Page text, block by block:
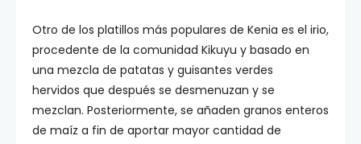
Otro de los platillos más populares de Kenia es el irio,
procedente de la comunidad Kikuyu y basado en
una mezcla de patatas y guisantes verdes
hervidos que después se desmenuzan y se
mezclan. Posteriormente, se añaden granos enteros
de maíz a fin de aportar mayor cantidad de